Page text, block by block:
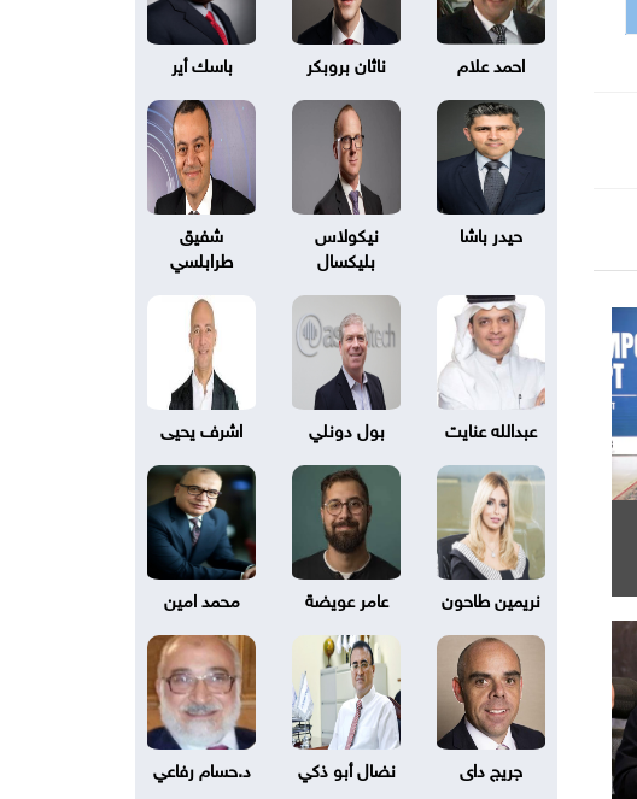
احمد علام ناثان بروبكر باسك أير
حيدر باشا
نيكولاس
بليكسال
شفيق
طرابلسي
عبدالله عنايت بول دونلي اشرف يحيى
نريمين طاحون عامر عويضة محمد امين
جريج داى نضال أبو ذكي د.حسام رفاعي